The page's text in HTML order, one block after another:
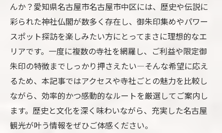
んか？愛知県名古屋市名古屋市中区には、歴史や伝説に
彩られた神社仏閣が数多く存在し、御朱印集めやパワー
スポット探訪を楽しみたい方にとってまさに理想的なエ
リアです。一度に複数の寺社を網羅し、ご利益や限定御
朱印の特徴までしっかり押さえたい—そんな希望に応え
るため、本記事ではアクセスや寺社ごとの魅力を比較し
ながら、効率的かつ感動的なルートを厳選してご案内し
ます。歴史と文化を深く味わいながら、充実した名古屋
観光が叶う情報をぜひご体感ください。